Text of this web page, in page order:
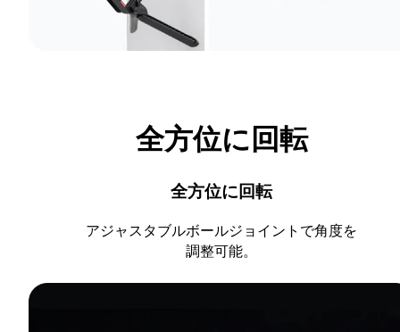
全方位に回転
全方位に回転
アジャスタブルボールジョイントで角度を
調整可能。